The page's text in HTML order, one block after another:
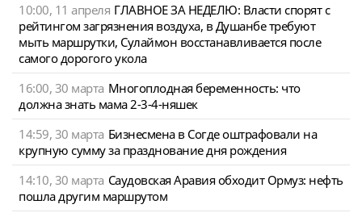
10:00, 11 апреля ГЛАВНОЕ ЗА НЕДЕЛЮ: Власти спорят с
рейтингом загрязнения воздуха, в Душанбе требуют
мыть маршрутки, Сулаймон восстанавливается после
самого дорогого укола
16:00, 30 марта Многоплодная беременность: что
должна знать мама 2-3-4-няшек
14:59, 30 марта Бизнесмена в Согде оштрафовали на
крупную сумму за празднование дня рождения
14:10, 30 марта Саудовская Аравия обходит Ормуз: нефть
пошла другим маршрутом